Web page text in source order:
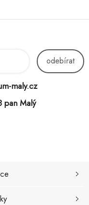
odebírat
maly.cz
pan Malý